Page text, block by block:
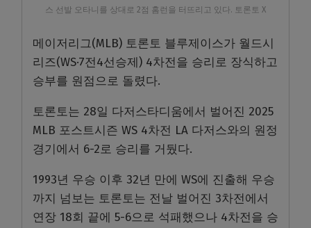
스 선발 오타니를 상대로 2점 홈런을 터뜨리고 있다. 토론토 X
메이저리그(MLB) 토론토 블루제이스가 월드시
리즈(WS·7전4선승제) 4차전을 승리로 장식하고
승부를 원점으로 돌렸다.
토론토는 28일 다저스타디움에서 벌어진 2025
MLB 포스트시즌 WS 4차전 LA 다저스와의 원정
경기에서 6-2로 승리를 거뒀다.
1993년 우승 이후 32년 만에 WS에 진출해 우승
까지 넘보는 토론토는 전날 벌어진 3차전에서
연장 18회 끝에 5-6으로 석패했으나 4차전을 승